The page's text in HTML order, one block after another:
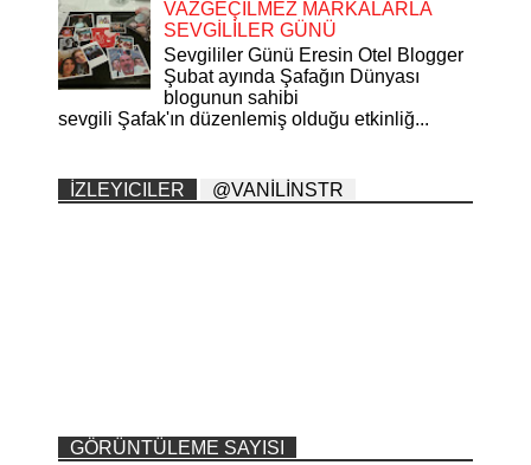
VAZGEÇİLMEZ MARKALARLA
SEVGİLİLER GÜNÜ
Sevgililer Günü Eresin Otel Blogger
Şubat ayında Şafağın Dünyası
blogunun sahibi
sevgili Şafak'ın düzenlemiş olduğu etkinliğ...
İZLEYICILER @VANİLİNSTR
GÖRÜNTÜLEME SAYISI